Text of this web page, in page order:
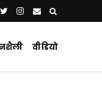
वीडियो